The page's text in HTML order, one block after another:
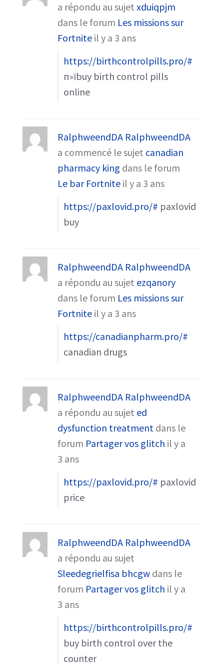
a répondu au sujetxduiqpjm
dans le forum Les missions sur
Fortnite il y a 3 ans
https://birthcontrolpills.pro/#
п»їbuy birth control pills
online
RalphweendDA RalphweendDA
a commencé le sujet canadian
pharmacy king dans le forum
Le bar Fortnite il y a 3 ans
https://paxlovid.pro/# paxlovid
buy
RalphweendDA RalphweendDA
a répondu au sujet ezqanory
dans le forum Les missions sur
Fortnite il y a 3 ans
https://canadianpharm.pro/#
canadian drugs
RalphweendDA RalphweendDA
a répondu au sujet ed
dysfunction treatment dans le
forum Partager vos glitch il y a
3 ans
https://paxlovid.pro/# paxlovid
price
RalphweendDA RalphweendDA
a répondu au sujet
Sleedegrielfisa bhcgw dans le
forum Partager vos glitch il y a
3 ans
https://birthcontrolpills.pro/#
buy birth control over the
counter